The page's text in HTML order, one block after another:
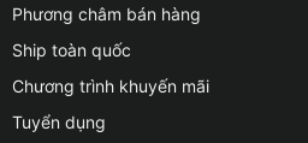
Phương châm bán hàng
Ship toàn quốc
Chương trình khuyến mãi
Tuyển dụng